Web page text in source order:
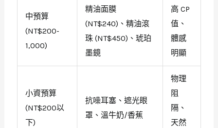
中預算
(NT$200-
1,000)
精油面膜
(NT$240)、精油滾
珠 (NT$450)、琥珀
墨鏡
高 CP
值、
體感
明顯
小資預算
(NT$200以
下)
抗噪耳塞、遮光眼
罩、溫牛奶/香蕉
物理
阻
隔、
天然